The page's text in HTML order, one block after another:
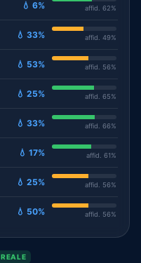
💧 6% affid. 62%
💧 33% affid. 49%
💧 53% affid. 56%
💧 25% affid. 65%
💧 33% affid. 66%
💧 17% affid. 61%
💧 25% affid. 56%
💧 50% affid. 56%
REALE